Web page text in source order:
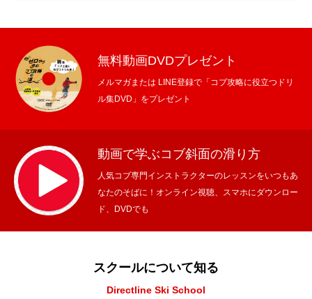
無料動画DVDプレゼント
メルマガまたは LINE登録で「コブ攻略に役立つドリ
ル集DVD」をプレゼント
動画で学ぶコブ斜面の滑り方
人気コブ専門インストラクターのレッスンをいつもあ
なたのそばに！オンライン視聴、スマホにダウンロー
ド、DVDでも
スクールについて知る
Directline Ski School